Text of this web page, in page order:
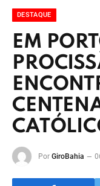
DESTAQUE
EM
Por GiroBahia